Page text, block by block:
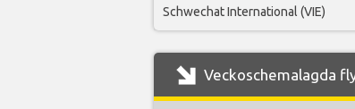
Schwechat International (VIE)
Veckoschemalagda